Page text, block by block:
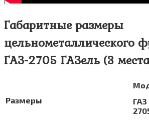
Габаритные размеры
цельнометаллического
ГАЗ-2705 ГАЗель (3
Размеры
ГАЗ